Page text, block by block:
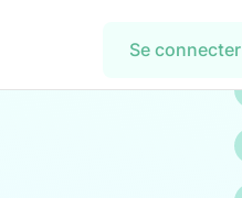
Se connecter